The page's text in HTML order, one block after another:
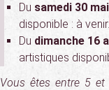
Du samedi 30
disponible : à venir.
Du dimanche 16
artistiques
Vous êtes entre 5 et